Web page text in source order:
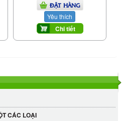
ĐẶT HÀNG
Yêu thích
Chi tiết
CÁC LOẠI